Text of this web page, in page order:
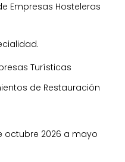
Empresas Hosteleras
Turísticas
de Restauración
octubre 2026 a mayo